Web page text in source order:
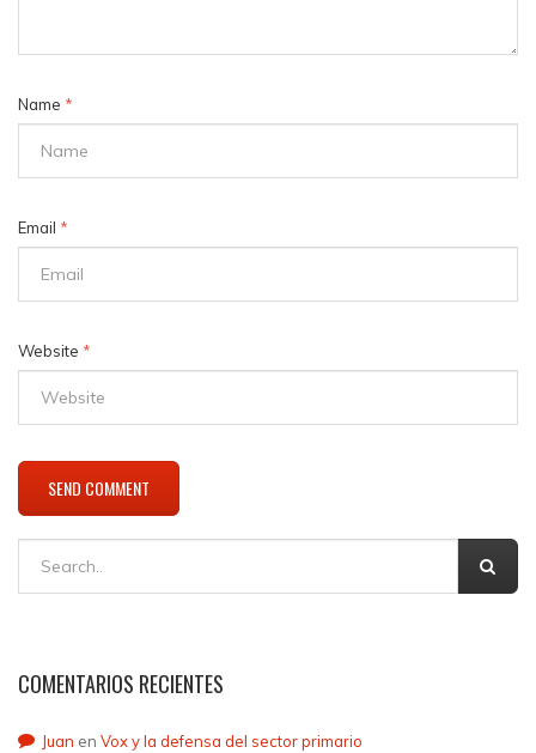
Name *
Email *
Website *
COMENTARIOS RECIENTES
Juan en Vox y la defensa del sector primario